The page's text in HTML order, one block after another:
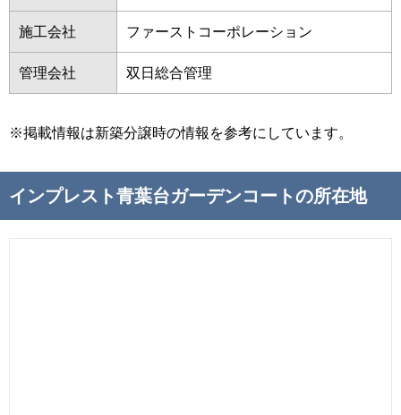
施工会社 ファーストコーポレーション
管理会社 双日総合管理
※掲載情報は新築分譲時の情報を参考にしています。
インプレスト青葉台ガーデンコートの所在地